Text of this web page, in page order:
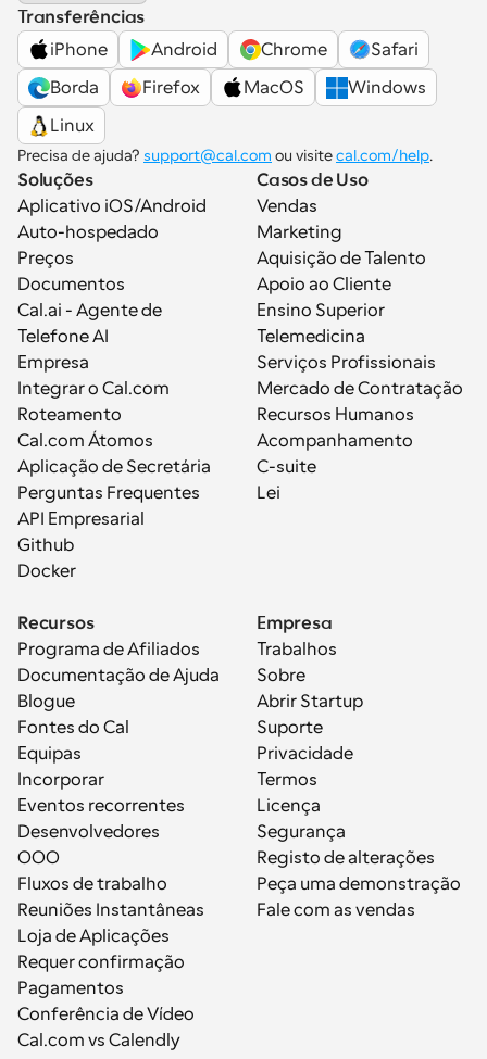
Transferências
iPhone
Android Chrome
Safari
Borda
Firefox MacOS
Windows
Linux
Precisa de ajuda? support@cal.com ou visite cal.com/help.
Soluções
Aplicativo iOS/Android
Auto-hospedado
Preços
Documentos
Cal.ai - Agente de
Telefone AI
Empresa
Integrar o Cal.com
Roteamento
Cal.com Átomos
Aplicação de Secretária
Perguntas Frequentes
API Empresarial
Github
Docker
Casos de Uso
Vendas
Marketing
Aquisição de Talento
Apoio ao Cliente
Ensino Superior
Telemedicina
Serviços Profissionais
Mercado de Contratação
Recursos Humanos
Acompanhamento
C-suite
Lei
Recursos
Programa de Afiliados
Documentação de Ajuda
Blogue
Fontes do Cal
Equipas
Incorporar
Eventos recorrentes
Desenvolvedores
OOO
Fluxos de trabalho
Reuniões Instantâneas
Loja de Aplicações
Requer confirmação
Pagamentos
Conferência de Vídeo
Cal.com vs Calendly
Empresa
Trabalhos
Sobre
Abrir Startup
Suporte
Privacidade
Termos
Licença
Segurança
Registo de alterações
Peça uma demonstração
Fale com as vendas